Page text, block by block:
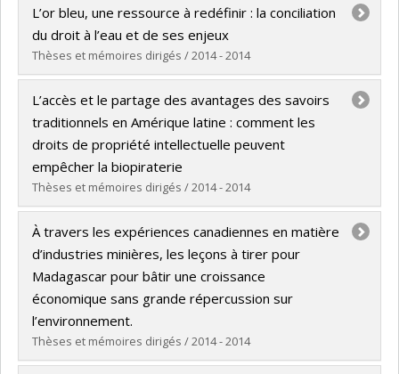
Graduate :Djemba Kandjo, Joseph
Cycle :Master's
Grade :LL. M.
Lien vers le document dans Papyrus
L’or bleu, une ressource à redéfinir : la conciliation
du droit à l’eau et de ses enjeux
Thèses et mémoires dirigés / 2014 - 2014
Graduate :Watson, Naomi C.
Cycle :Master's
Grade :LL. M.
Lien vers le document dans Papyrus
L’accès et le partage des avantages des savoirs
traditionnels en Amérique latine : comment les
droits de propriété intellectuelle peuvent
empêcher la biopiraterie
Thèses et mémoires dirigés / 2014 - 2014
Graduate :Mercer, Henrique
Cycle :Doctoral
Grade :LL. D.
Lien vers le document dans Papyrus
À travers les expériences canadiennes en matière
d’industries minières, les leçons à tirer pour
Madagascar pour bâtir une croissance
économique sans grande répercussion sur
l’environnement.
Thèses et mémoires dirigés / 2014 - 2014